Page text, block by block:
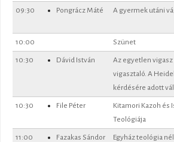
09:30 Pongrácz Máté A gyermek utáni
10:00 Szünet
10:30 Dávid István
Az egyetlen
vigasztaló. A
kérdésére adott
10:30 File Péter
Kitamori Kazoh és
Teológiája
11:00 Fazakas Sándor
Egyház teológia